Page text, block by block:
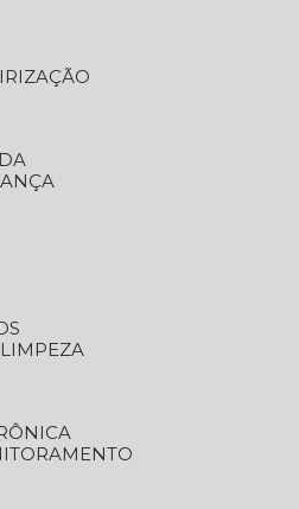
LIMPEZA